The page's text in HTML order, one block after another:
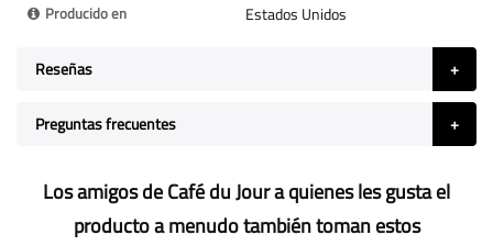
Producido en Estados Unidos
Reseñas
Preguntas frecuentes
Los amigos de Café du Jour a quienes les gusta el
producto a menudo también toman estos